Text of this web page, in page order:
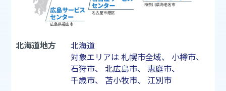
北海道地方
北海道
対象エリアは 札幌市全域、 小樽市、
石狩市、 北広島市、 恵庭市、
千歳市、 苫小牧市、 江別市